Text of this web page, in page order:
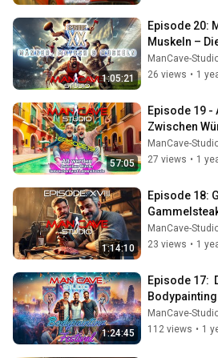
1:05:21
Episode 20:
Muskeln –
Sportarten
ManCave-
26 views • 1
57:05
Episode 19 -
Zwischen
#leben
ManCave-
27 views • 1
1:14:10
Episode 18:
Staubfänger
#podcast
ManCave-
23 views • 1
1:24:45
Episode 17:
#Festival
ManCave-
112 views • 1